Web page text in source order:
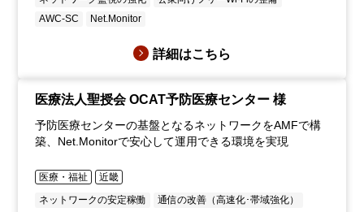
AWC-SC
Net.Monitor
詳細はこちら
医療法人聖授会 OCAT予防医療センター 様
予防医療センターの基盤となるネットワークをAMFで構
築、Net.Monitorで安心して運用できる環境を実現
医療・福祉
近畿
ネットワークの安定稼働
通信の改善（高速化･帯域強化）